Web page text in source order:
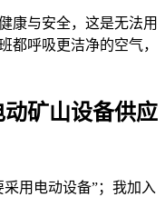
康与安全，这是无法用
都呼吸更洁净的空气，
矿山设备供应
用电动设备”；我加入